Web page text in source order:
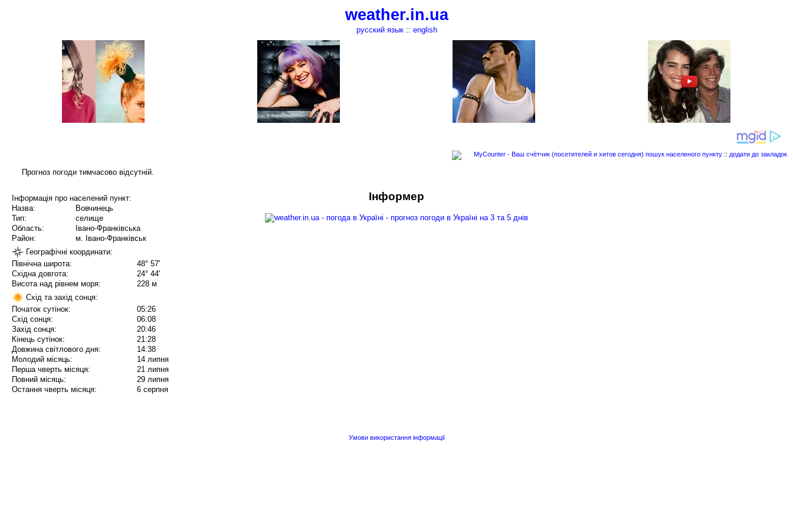
weather.in.ua
русский язык:: english
пошук населеного пункту :: додати до закладок
Прогноз погоди тимчасово відсутній.
Інформація про населений пункт:
Назва:
Вовчинець
Тип:
селище
Область:
Івано-Франківська
Район:
м. Івано-Франківськ
Географічні координати:
Північна широта:
48° 57'
Східна довгота:
24° 44'
Висота над рівнем моря:
228 м
Схід та захід сонця:
Початок сутінок:
05:26
Схід сонця:
06:08
Захід сонця:
20:46
Кінець сутінок:
21:28
Довжина світлового дня:
14:38
Молодий місяць:
14 липня
Перша чверть місяця:
21 липня
Повний місяць:
29 липня
Остання чверть місяця:
6 серпня
Інформер
Умови використання інформації